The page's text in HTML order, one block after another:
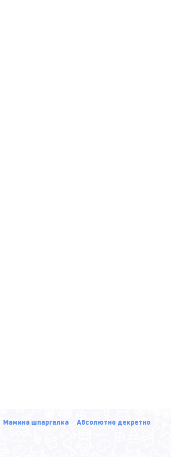
Мамина шпаргалка Абсолютно декретно